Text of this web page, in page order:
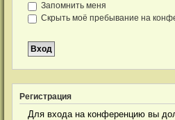
Запомнить меня
Скрыть моё пребывание на
Регистрация
Для входа на конференцию вы